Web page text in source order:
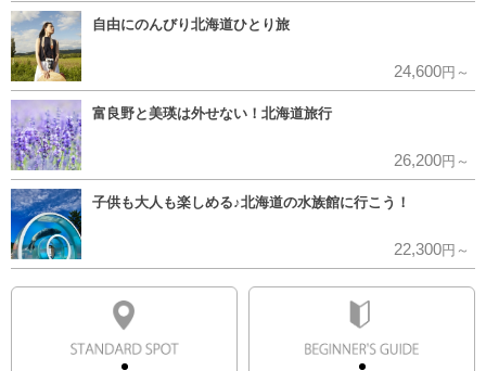
自由にのんびり北海道ひとり旅
24,600円～
富良野と美瑛は外せない！北海道旅行
26,200円～
子供も大人も楽しめる♪北海道の水族館に行こう！
22,300円～